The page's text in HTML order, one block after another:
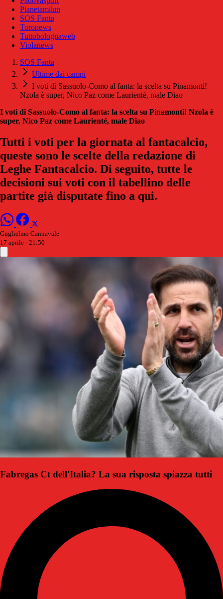
Pianetamilan
SOS Fanta
Toronews
Tuttobolognaweb
Violanews
SOS Fanta
Ultime dai campi
I voti di Sassuolo-Como al fanta: la scelta su Pinamonti!
Nzola è super, Nico Paz come Laurienté, male Diao
I voti di Sassuolo-Como al fanta: la scelta su Pinamonti! Nzola è
super, Nico Paz come Laurienté, male Diao
Tutti i voti per la giornata al fantacalcio,
queste sono le scelte della redazione di
Leghe Fantacalcio. Di seguito, tutte le
decisioni sui voti con il tabellino delle
partite già disputate fino a qui.
Guglielmo Cannavale
17 aprile - 21:50
Fabregas Ct dell'Italia? La sua risposta spiazza tutti